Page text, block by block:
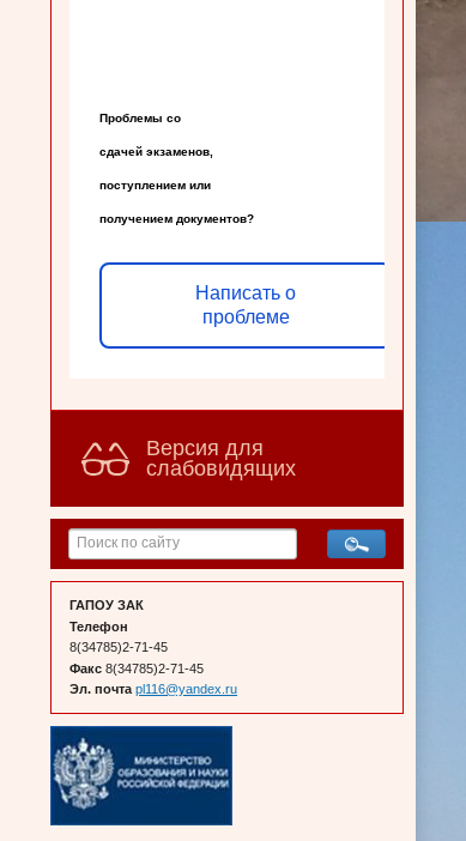
Проблемы со
сдачей экзаменов,
поступлением или
получением документов?
Написать о
проблеме
Версия для
слабовидящих
ГАПОУ ЗАК
Телефон
8(34785)2-71-45
Факс 8(34785)2-71-45
Эл. почта pl116@yandex.ru